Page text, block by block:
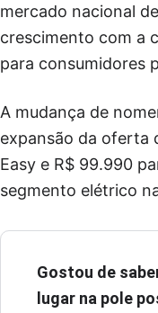
mercado nacional
crescimento com a
para consumidores
A mudança de
expansão da oferta
Easy e R$ 99.990
segmento elétrico
Gostou de
lugar na pole